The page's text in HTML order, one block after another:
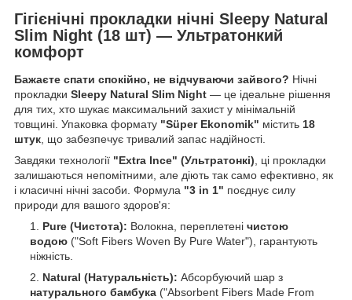
Гігієнічні прокладки нічні Sleepy Natural
Slim Night (18 шт) — Ультратонкий
комфорт
Бажаєте спати спокійно, не відчуваючи зайвого? Нічні
прокладки Sleepy Natural Slim Night — це ідеальне рішення
для тих, хто шукає максимальний захист у мінімальній
товщині. Упаковка формату "Süper Ekonomik" містить 18
штук, що забезпечує тривалий запас надійності.
Завдяки технології "Extra Ince" (Ультратонкі), ці прокладки
залишаються непомітними, але діють так само ефективно, як
і класичні нічні засоби. Формула "3 in 1" поєднує силу
природи для вашого здоров'я:
Pure (Чистота): Волокна, переплетені чистою
водою ("Soft Fibers Woven By Pure Water"), гарантують
ніжність.
Natural (Натуральність): Абсорбуючий шар з
натурального бамбука ("Absorbent Fibers Made From